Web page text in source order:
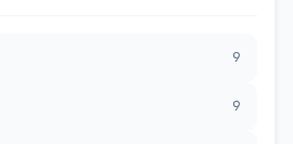
9
9